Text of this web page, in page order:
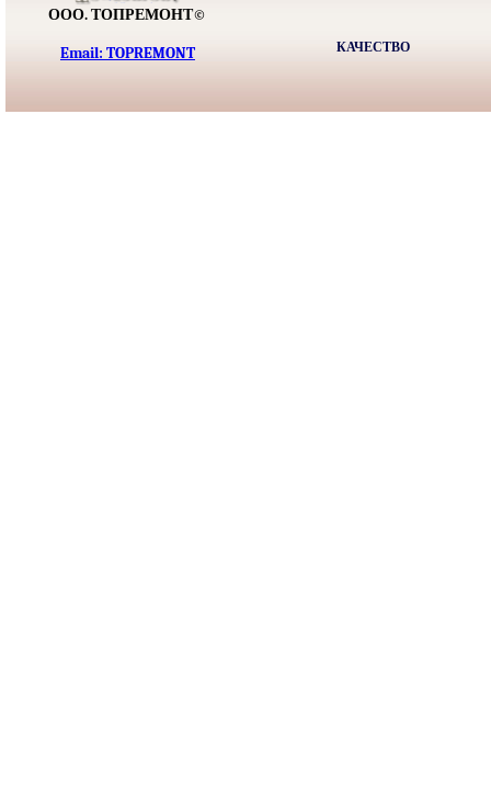
ООО. ТОПРЕМОНТ©
Email: TOPREMONT КАЧЕСТВО